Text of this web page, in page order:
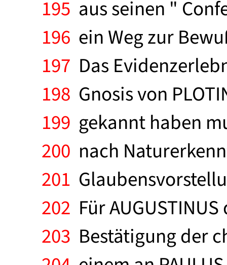
195 aus seinen "
196 ein Weg zur
197 Das
198 Gnosis von
199 gekannt haben
200 nach
201
202 Für
203 Bestätigung der